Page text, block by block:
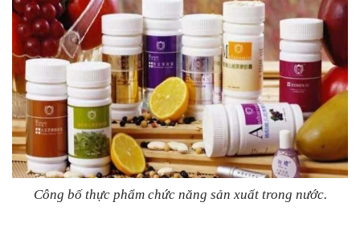
Công bố thực phẩm chức năng sản xuất trong nước.